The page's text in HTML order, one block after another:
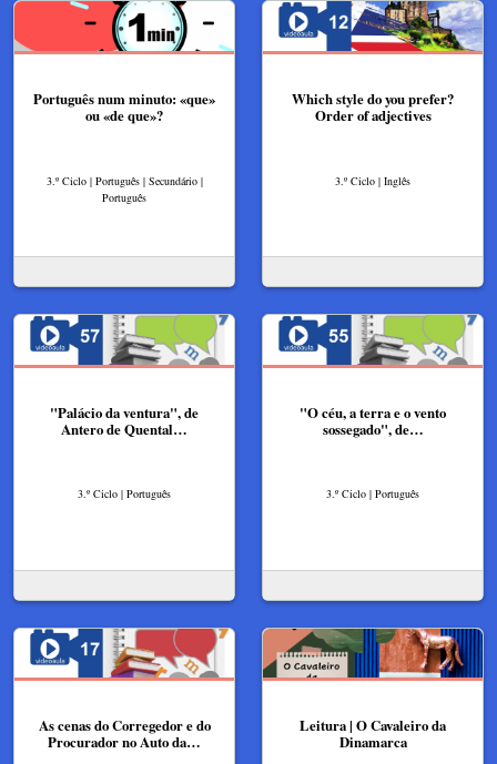
Português num minuto: «que»
ou «de que»?
3.º Ciclo | Português | Secundário |
Português
Which style do you prefer?
Order of adjectives
3.º Ciclo | Inglês
"Palácio da ventura", de
Antero de Quental…
3.º Ciclo | Português
"O céu, a terra e o vento
sossegado", de…
3.º Ciclo | Português
As cenas do Corregedor e do
Procurador no Auto da…
Leitura | O Cavaleiro da
Dinamarca